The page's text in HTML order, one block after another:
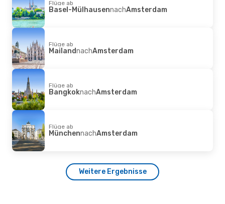
Flüge ab
Basel-MülhausennachAmsterdam
Flüge ab
MailandnachAmsterdam
Flüge ab
BangkoknachAmsterdam
Flüge ab
MünchennachAmsterdam
Weitere Ergebnisse